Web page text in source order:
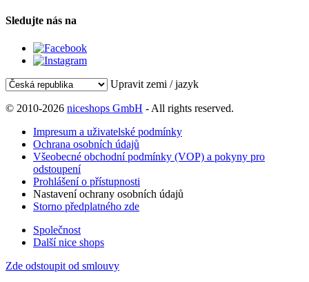
Sledujte nás na
Upravit zemi / jazyk
© 2010-2026 niceshops GmbH - All rights reserved.
Impresum a uživatelské podmínky
Ochrana osobních údajů
Všeobecné obchodní podmínky (VOP) a pokyny pro
odstoupení
Prohlášení o přístupnosti
Nastavení ochrany osobních údajů
Storno předplatného zde
Společnost
Další nice shops
Zde odstoupit od smlouvy